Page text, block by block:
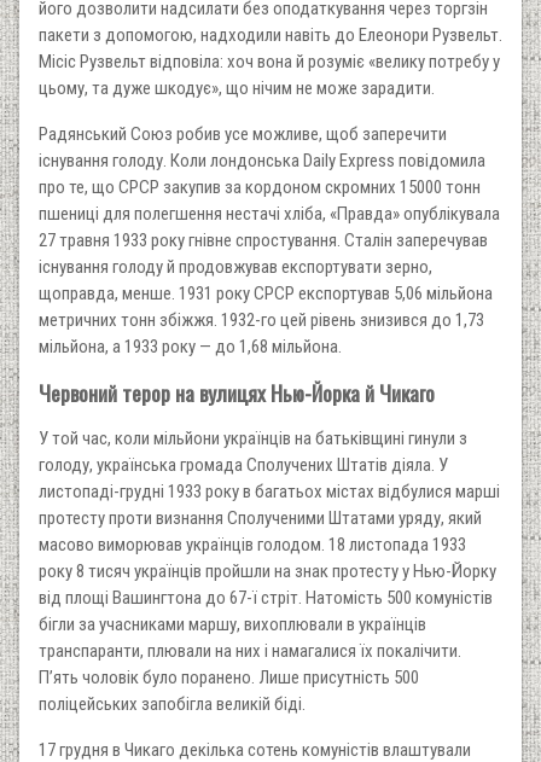
його дозволити надсилати без оподаткування через торгзін
пакети з допомогою, надходили навіть до Елеонори Рузвельт.
Місіс Рузвельт відповіла: хоч вона й розуміє «велику потребу у
цьому, та дуже шкодує», що нічим не може зарадити.
Радянський Союз робив усе можливе, щоб заперечити
існування голоду. Коли лондонська Daily Express повідомила
про те, що СРСР закупив за кордоном скромних 15000 тонн
пшениці для полегшення нестачі хліба, «Правда» опублікувала
27 травня 1933 року гнівне спростування. Сталін заперечував
існування голоду й продовжував експортувати зерно,
щоправда, менше. 1931 року СРСР експортував 5,06 мільйона
метричних тонн збіжжя. 1932-го цей рівень знизився до 1,73
мільйона, а 1933 року — до 1,68 мільйона.
Червоний терор на вулицях Нью-Йорка й Чикаго
У той час, коли мільйони українців на батьківщині гинули з
голоду, українська громада Сполучених Штатів діяла. У
листопаді-грудні 1933 року в багатьох містах відбулися марші
протесту проти визнання Сполученими Штатами уряду, який
масово виморював українців голодом. 18 листопада 1933
року 8 тисяч українців пройшли на знак протесту у Нью-Йорку
від площі Вашингтона до 67-ї стріт. Натомість 500 комуністів
бігли за учасниками маршу, вихоплювали в українців
транспаранти, плювали на них і намагалися їх покалічити.
П’ять чоловік було поранено. Лише присутність 500
поліцейських запобігла великій біді.
17 грудня в Чикаго декілька сотень комуністів влаштували